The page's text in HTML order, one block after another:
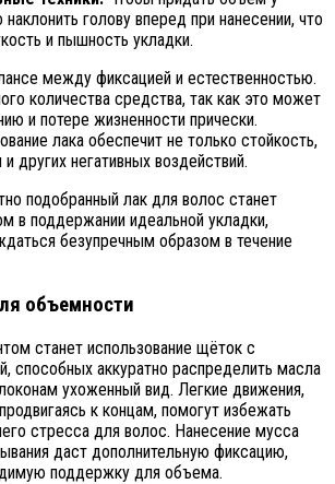
голову вперед при нанесении, что
и пышность укладки.
между фиксацией и естественностью.
количества средства, так как это может
и потере жизненности прически.
лака обеспечит не только стойкость,
других негативных воздействий.
подобранный лак для волос станет
в поддержании идеальной укладки,
безупречным образом в течение
объемности
станет использование щёток с
способных аккуратно распределить масла
ухоженный вид. Легкие движения,
к концам, помогут избежать
стресса для волос. Нанесение мусса
даст дополнительную фиксацию,
поддержку для объема.